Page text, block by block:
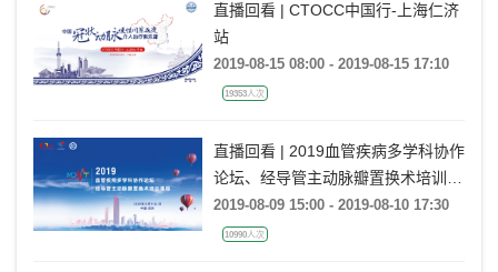
直播回看 | CTOCC中国行-上海仁济
站
2019-08-15 08:00 - 2019-08-15 17:10
19353人次
直播回看 | 2019血管疾病多学科协作
论坛、经导管主动脉瓣置换术培训课
程
2019-08-09 15:00 - 2019-08-10 17:30
10990人次